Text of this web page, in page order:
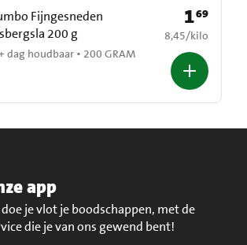
Fijngesneden
200 g
dag houdbaar • 200 GRAM
Prijs: € 1,69
169
€ 8,45 per kilo
8,45/kilo
app
je vlot je boodschappen, met de
die je van ons gewend bent!